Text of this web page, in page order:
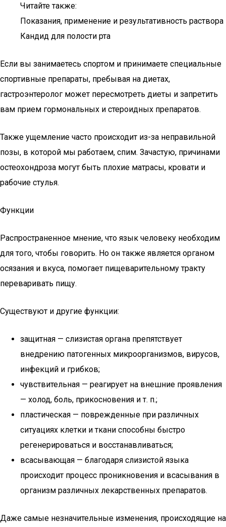
Читайте также:
Показания, применение и результативность раствора
Кандид для полости рта
Если вы занимаетесь спортом и принимаете специальные
спортивные препараты, пребывая на диетах,
гастроэнтеролог может пересмотреть диеты и запретить
вам прием гормональных и стероидных препаратов.
Также ущемление часто происходит из-за неправильной
позы, в которой мы работаем, спим. Зачастую, причинами
остеохондроза могут быть плохие матрасы, кровати и
рабочие стулья.
Функции
Распространенное мнение, что язык человеку необходим
для того, чтобы говорить. Но он также является органом
осязания и вкуса, помогает пищеварительному тракту
переваривать пищу.
Существуют и другие функции:
защитная — слизистая органа препятствует
внедрению патогенных микроорганизмов, вирусов,
инфекций и грибков;
чувствительная — реагирует на внешние проявления
— холод, боль, прикосновения и т. п.;
пластическая — поврежденные при различных
ситуациях клетки и ткани способны быстро
регенерироваться и восстанавливаться;
всасывающая — благодаря слизистой языка
происходит процесс проникновения и всасывания в
организм различных лекарственных препаратов.
Даже самые незначительные изменения, происходящие на